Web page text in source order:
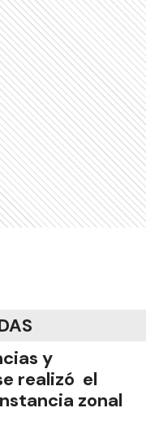
y
realizó el
zonal